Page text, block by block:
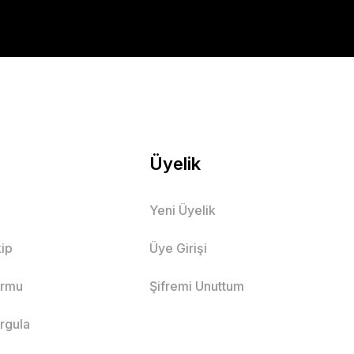
Üyelik
Yeni Üyelik
Üye Girişi
Şifremi Unuttum